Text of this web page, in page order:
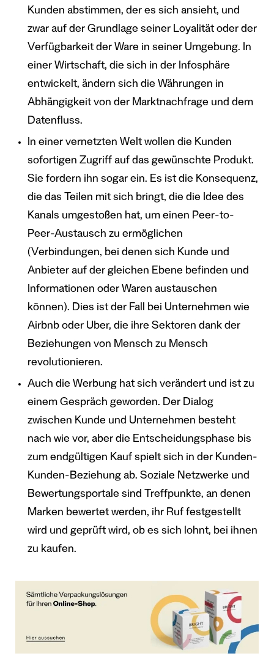
Kunden abstimmen, der es sich ansieht, und
zwar auf der Grundlage seiner Loyalität oder der
Verfügbarkeit der Ware in seiner Umgebung. In
einer Wirtschaft, die sich in der Infosphäre
entwickelt, ändern sich die Währungen in
Abhängigkeit von der Marktnachfrage und dem
Datenfluss.
In einer vernetzten Welt wollen die Kunden
sofortigen Zugriff auf das gewünschte Produkt.
Sie fordern ihn sogar ein. Es ist die Konsequenz,
die das Teilen mit sich bringt, die die Idee des
Kanals umgestoßen hat, um einen Peer-to-
Peer-Austausch zu ermöglichen
(Verbindungen, bei denen sich Kunde und
Anbieter auf der gleichen Ebene befinden und
Informationen oder Waren austauschen
können). Dies ist der Fall bei Unternehmen wie
Airbnb oder Uber, die ihre Sektoren dank der
Beziehungen von Mensch zu Mensch
revolutionieren.
Auch die Werbung hat sich verändert und ist zu
einem Gespräch geworden. Der Dialog
zwischen Kunde und Unternehmen besteht
nach wie vor, aber die Entscheidungsphase bis
zum endgültigen Kauf spielt sich in der Kunden-
Kunden-Beziehung ab. Soziale Netzwerke und
Bewertungsportale sind Treffpunkte, an denen
Marken bewertet werden, ihr Ruf festgestellt
wird und geprüft wird, ob es sich lohnt, bei ihnen
zu kaufen.